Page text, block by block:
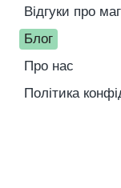
Відгуки про
Блог
Про нас
Політика